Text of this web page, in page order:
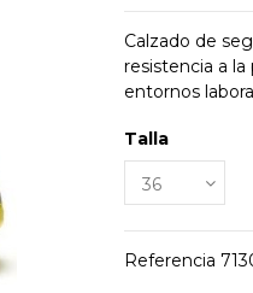
Calzado de
resistencia a
entornos
Talla
Referencia